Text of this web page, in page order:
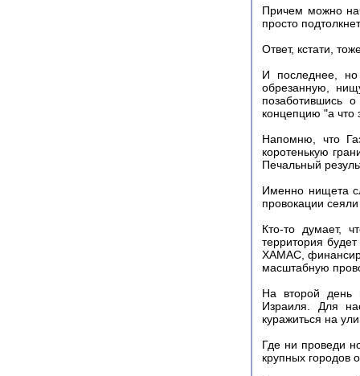
Причем можно
просто
Ответ, кстати,
И последнее, но
обрезанную,
позаботившись
концепцию "а
Напомню, что
коротенькую
Печальный
Именно нищета
провокации
Кто-то думает,
территория
ХАМАС,
масштабную
На второй день
Израиля. Для
куражиться на
Где ни проведи
крупных городов